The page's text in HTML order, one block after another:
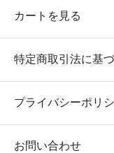
カートを見る
特定商取引法に基
プライバシーポリ
お問い合わせ